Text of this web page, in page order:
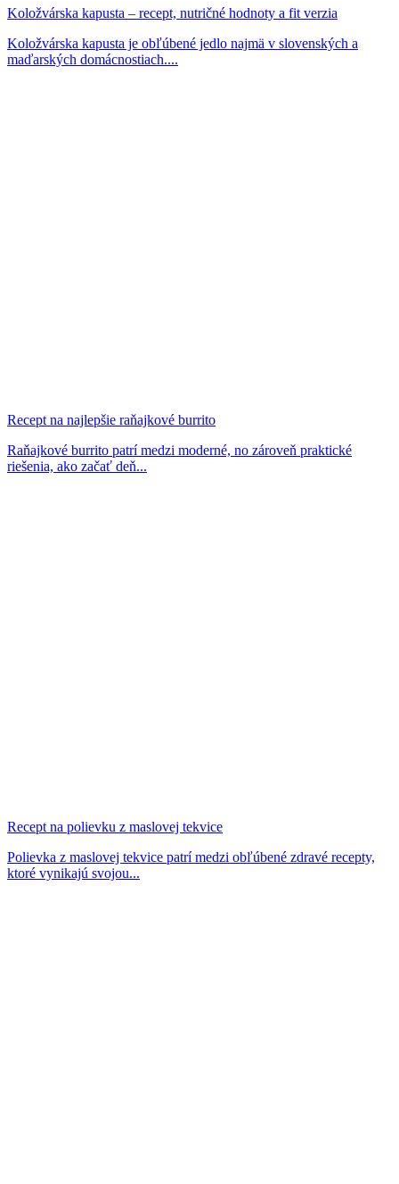
Koložvárska kapusta – recept, nutričné hodnoty a fit verzia
Koložvárska kapusta je obľúbené jedlo najmä v slovenských a
maďarských domácnostiach....
Recept na najlepšie raňajkové burrito
Raňajkové burrito patrí medzi moderné, no zároveň praktické
riešenia, ako začať deň...
Recept na polievku z maslovej tekvice
Polievka z maslovej tekvice patrí medzi obľúbené zdravé recepty,
ktoré vynikajú svojou...